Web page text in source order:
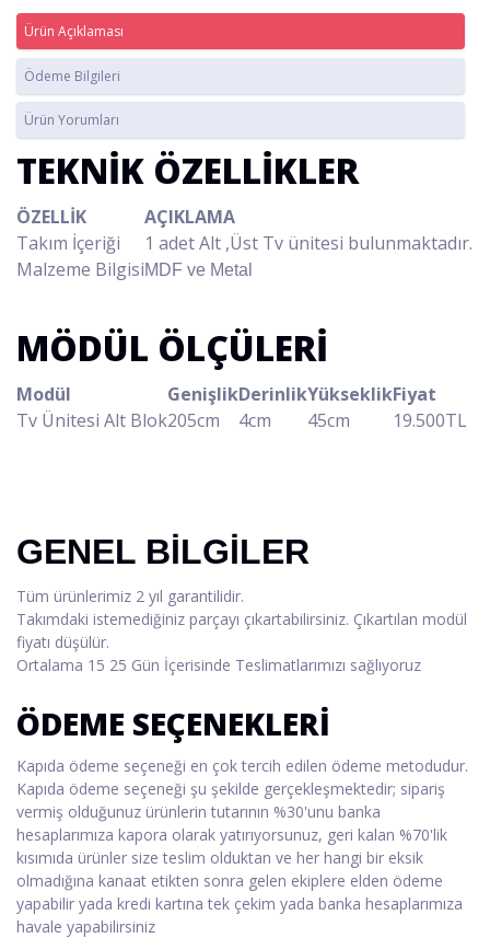
Ürün Açıklaması
Ödeme Bilgileri
Ürün Yorumları
TEKNİK ÖZELLİKLER
ÖZELLİK
AÇIKLAMA
Takım İçeriği
1 adet Alt ,Üst Tv ünitesi bulunmaktadır.
Malzeme BilgisiMDF ve Metal
MÖDÜL ÖLÇÜLERİ
Modül GenişlikDerinlikYükseklikFiyat
Tv Ünitesi Alt Blok205cm 4cm 45cm 19.500TL
GENEL BİLGİLER
Tüm ürünlerimiz 2 yıl garantilidir.
Takımdaki istemediğiniz parçayı çıkartabilirsiniz. Çıkartılan modül
fiyatı düşülür.
Ortalama 15 25 Gün İçerisinde Teslimatlarımızı sağlıyoruz
ÖDEME SEÇENEKLERİ
Kapıda ödeme seçeneği en çok tercih edilen ödeme metodudur.
Kapıda ödeme seçeneği şu şekilde gerçekleşmektedir; sipariş
vermiş olduğunuz ürünlerin tutarının %30'unu banka
hesaplarımıza kapora olarak yatırıyorsunuz, geri kalan %70'lik
kısımıda ürünler size teslim olduktan ve her hangi bir eksik
olmadığına kanaat etikten sonra gelen ekiplere elden ödeme
yapabilir yada kredi kartına tek çekim yada banka hesaplarımıza
havale yapabilirsiniz